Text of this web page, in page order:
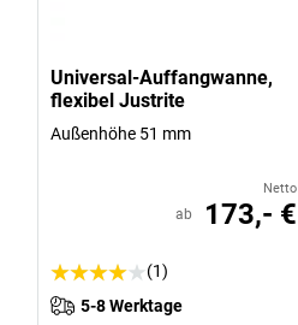
Universal-Auffangwanne,
flexibel Justrite
Außenhöhe 51 mm
Netto
ab 173,- €
(1)
5-8 Werktage